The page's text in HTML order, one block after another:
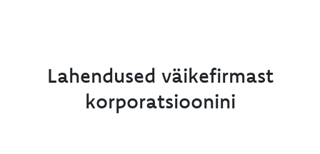
Lahendused väikefirmast
korporatsioonini